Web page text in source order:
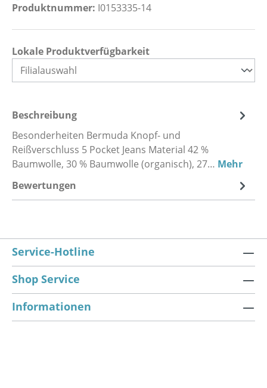
Produktnummer: I0153335-14
Lokale Produktverfügbarkeit
Beschreibung
Besonderheiten Bermuda Knopf- und
Reißverschluss 5 Pocket Jeans Material 42 %
Baumwolle, 30 % Baumwolle (organisch), 27… Mehr
Bewertungen
Service-Hotline
Shop Service
Informationen